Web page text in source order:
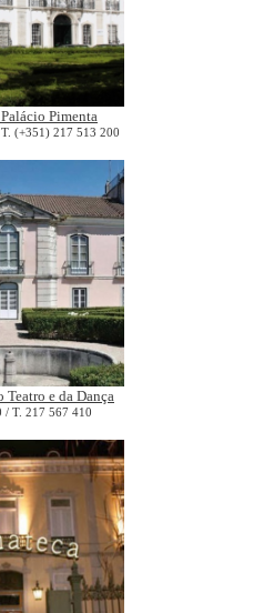
Pimenta
(+351) 217 513 200
e da Dança
/ T. 217 567 410